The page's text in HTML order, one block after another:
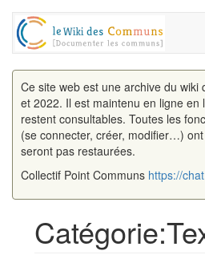
Ce site web est une archive du wiki
et 2022. Il est maintenu en ligne en
restent consultables. Toutes les
(se connecter, créer, modifier…)
seront pas restaurées.
Collectif Point Communs https://